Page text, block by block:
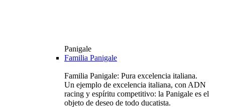
Panigale
Familia Panigale
Familia Panigale: Pura excelencia italiana.
Un ejemplo de excelencia italiana, con ADN
racing y espíritu competitivo: la Panigale es el
objeto de deseo de todo ducatista.